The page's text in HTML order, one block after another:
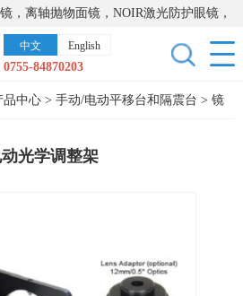
，离轴抛物面镜，NOIR激光防护眼镜，
，激光器，光谱仪，红外热像仪，激光
中文 English
0755-84870203
品中心> 手动/电动平移台和隔震台 > 镜
光学调整架